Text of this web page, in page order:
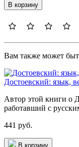
В корзину
Вам также может
Достоевский: язык,
Автор этой книги о
работавший с
441 руб.
В корзину